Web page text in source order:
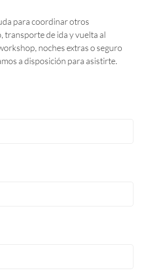
para coordinar otros
transporte de ida y vuelta al
noches extras o seguro
a disposición para asistirte.